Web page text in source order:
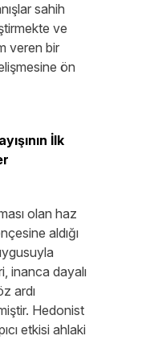
sahih
ve
veren bir
ön
İlk
olan haz
aldığı
inanca dayalı
ardı
Hedonist
etkisi ahlaki